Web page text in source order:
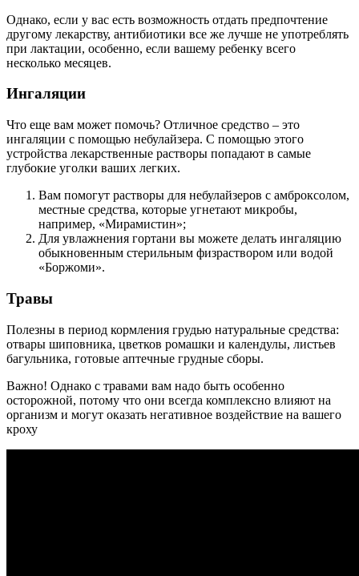
Однако, если у вас есть возможность отдать предпочтение
другому лекарству, антибиотики все же лучше не употреблять
при лактации, особенно, если вашему ребенку всего
несколько месяцев.
Ингаляции
Что еще вам может помочь? Отличное средство – это
ингаляции с помощью небулайзера. С помощью этого
устройства лекарственные растворы попадают в самые
глубокие уголки ваших легких.
Вам помогут растворы для небулайзеров с амброксолом,
местные средства, которые угнетают микробы,
например, «Мирамистин»;
Для увлажнения гортани вы можете делать ингаляцию
обыкновенным стерильным физраствором или водой
«Боржоми».
Травы
Полезны в период кормления грудью натуральные средства:
отвары шиповника, цветков ромашки и календулы, листьев
багульника, готовые аптечные грудные сборы.
Важно! Однако с травами вам надо быть особенно
осторожной, потому что они всегда комплексно влияют на
организм и могут оказать негативное воздействие на вашего
кроху